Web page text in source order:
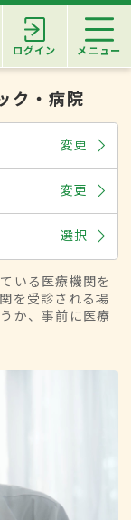
ログイン メニュー
ク・病院
変更
変更
選択
いる医療機関を
を受診される場
か、事前に医療